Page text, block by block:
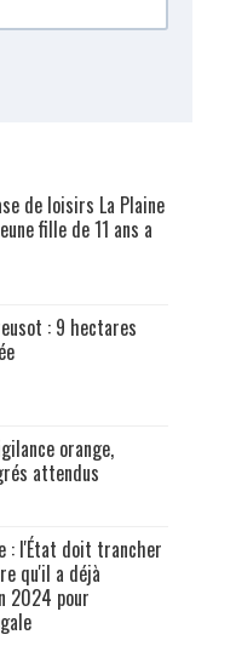
de loisirs La Plaine
fille de 11 ans a
: 9 hectares
orange,
attendus
: l'État doit trancher
qu'il a déjà
2024 pour